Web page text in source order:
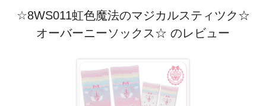
☆8WS011虹色魔法のマジカルスティツク☆
オーバーニーソックス☆ のレビュー